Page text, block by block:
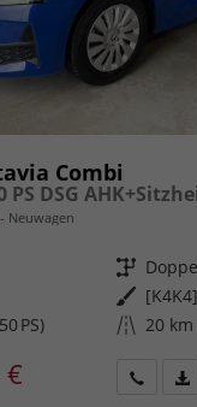
Combi
PS DSG
Neuwagen
Getriebe
Außenfarbe
PS) Kilometerstand 20 km
€